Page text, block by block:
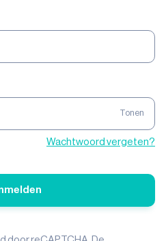
Tonen
Wachtwoord vergeten?